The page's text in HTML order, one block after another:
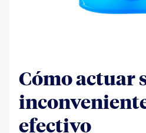
Cómo actuar
efectivo